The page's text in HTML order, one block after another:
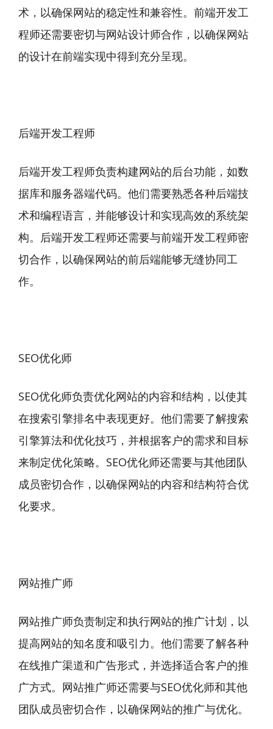
术，以确保网站的稳定性和兼容性。前端开发工
程师还需要密切与网站设计师合作，以确保网站
的设计在前端实现中得到充分呈现。
后端开发工程师
后端开发工程师负责构建网站的后台功能，如数
据库和服务器端代码。他们需要熟悉各种后端技
术和编程语言，并能够设计和实现高效的系统架
构。后端开发工程师还需要与前端开发工程师密
切合作，以确保网站的前后端能够无缝协同工
作。
SEO优化师
SEO优化师负责优化网站的内容和结构，以使其
在搜索引擎排名中表现更好。他们需要了解搜索
引擎算法和优化技巧，并根据客户的需求和目标
来制定优化策略。SEO优化师还需要与其他团队
成员密切合作，以确保网站的内容和结构符合优
化要求。
网站推广师
网站推广师负责制定和执行网站的推广计划，以
提高网站的知名度和吸引力。他们需要了解各种
在线推广渠道和广告形式，并选择适合客户的推
广方式。网站推广师还需要与SEO优化师和其他
团队成员密切合作，以确保网站的推广与优化。